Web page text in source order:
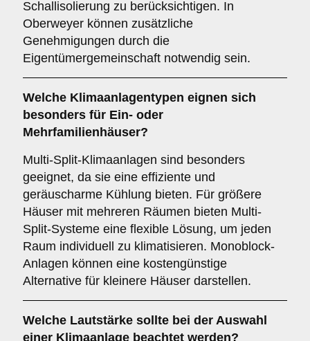
Schallisolierung zu berücksichtigen. In
Oberweyer können zusätzliche
Genehmigungen durch die
Eigentümergemeinschaft notwendig sein.
Welche Klimaanlagentypen eignen sich
besonders für Ein- oder
Mehrfamilienhäuser?
Multi-Split-Klimaanlagen sind besonders
geeignet, da sie eine effiziente und
geräuscharme Kühlung bieten. Für größere
Häuser mit mehreren Räumen bieten Multi-
Split-Systeme eine flexible Lösung, um jeden
Raum individuell zu klimatisieren. Monoblock-
Anlagen können eine kostengünstige
Alternative für kleinere Häuser darstellen.
Welche Lautstärke sollte bei der Auswahl
einer Klimaanlage beachtet werden?